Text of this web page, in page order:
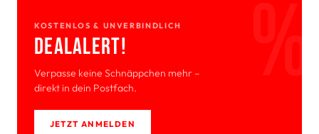
KOSTENLOS & UNVERBINDLICH
Deal­Alert!
Verpasse keine Schnäppchen mehr –
direkt in dein Postfach.
JETZT ANMELDEN